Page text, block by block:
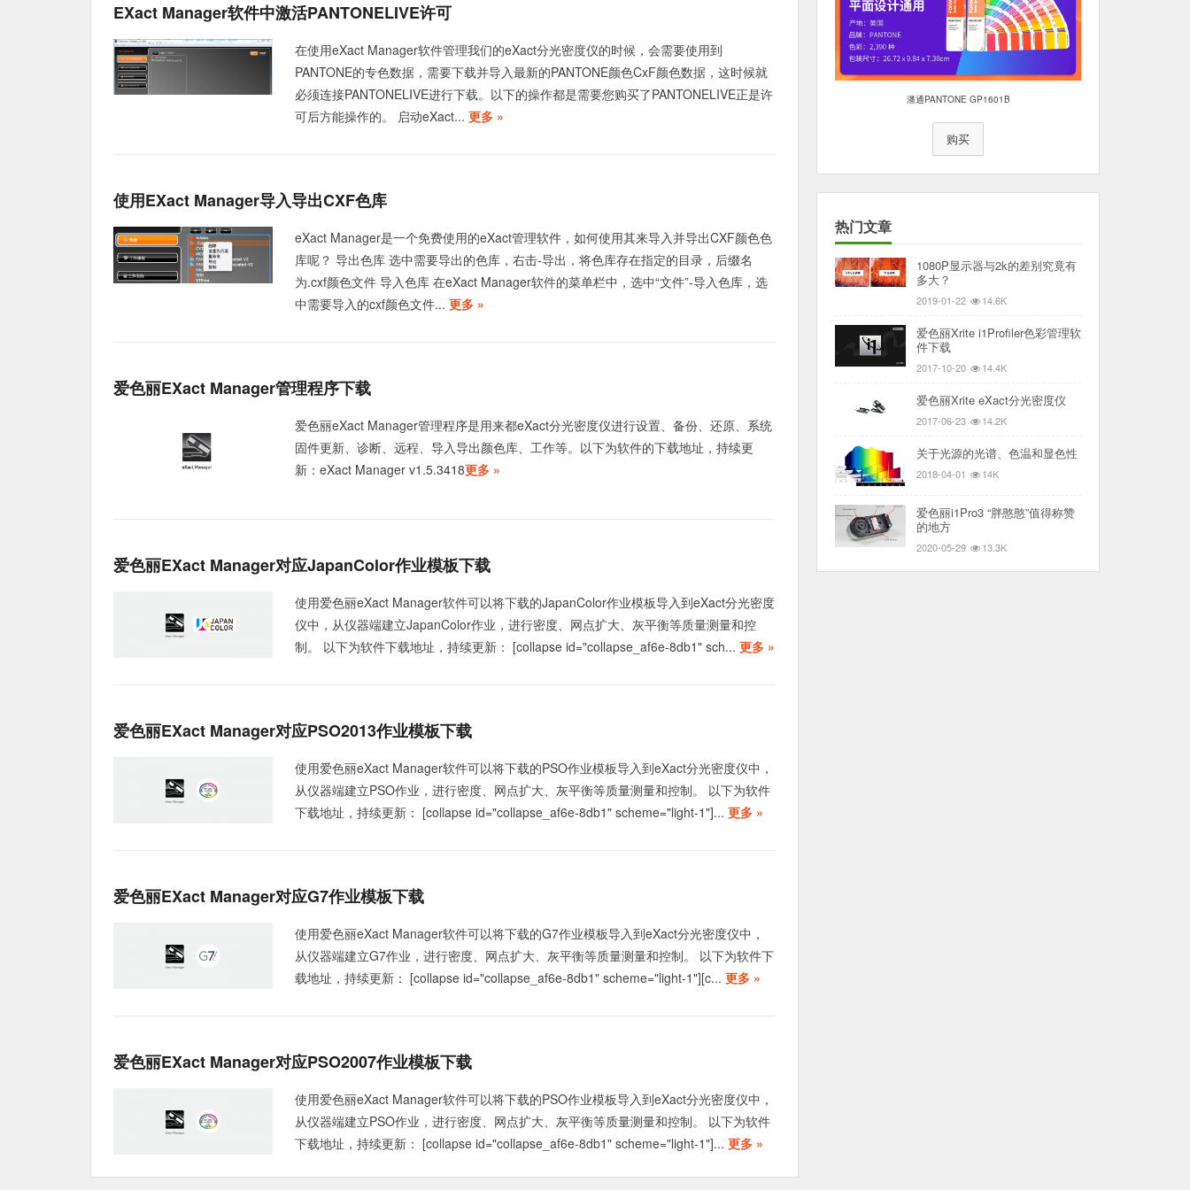
EXact Manager软件中激活PANTONELIVE许可
在使用eXact Manager软件管理我们的eXact分光密度仪的时候，会需要使用到
PANTONE的专色数据，需要下载并导入最新的PANTONE颜色CxF颜色数据，这时候就
必须连接PANTONELIVE进行下载。以下的操作都是需要您购买了PANTONELIVE正是许
可后方能操作的。 启动eXact... 更多 »
使用eXact Manager导入导出CXF色库
eXact Manager是一个免费使用的eXact管理软件，如何使用其来导入并导出CXF颜色色
库呢？ 导出色库 选中需要导出的色库，右击-导出，将色库存在指定的目录，后缀名
为.cxf颜色文件 导入色库 在eXact Manager软件的菜单栏中，选中“文件”-导入色库，选
中需要导入的cxf颜色文件... 更多 »
爱色丽eXact Manager管理程序下载
爱色丽eXact Manager管理程序是用来都eXact分光密度仪进行设置、备份、还原、系统
固件更新、诊断、远程、导入导出颜色库、工作等。以下为软件的下载地址，持续更
新：eXact Manager v1.5.3418更多 »
爱色丽eXact Manager对应JapanColor作业模板下载
使用爱色丽eXact Manager软件可以将下载的JapanColor作业模板导入到eXact分光密度
仪中，从仪器端建立JapanColor作业，进行密度、网点扩大、灰平衡等质量测量和控
制。 以下为软件下载地址，持续更新： [collapse id="collapse_af6e-8db1" sch... 更多 »
爱色丽eXact Manager对应PSO2013作业模板下载
使用爱色丽eXact Manager软件可以将下载的PSO作业模板导入到eXact分光密度仪中，
从仪器端建立PSO作业，进行密度、网点扩大、灰平衡等质量测量和控制。 以下为软件
下载地址，持续更新： [collapse id="collapse_af6e-8db1" scheme="light-1"]... 更多 »
爱色丽eXact Manager对应G7作业模板下载
使用爱色丽eXact Manager软件可以将下载的G7作业模板导入到eXact分光密度仪中，
从仪器端建立G7作业，进行密度、网点扩大、灰平衡等质量测量和控制。 以下为软件下
载地址，持续更新： [collapse id="collapse_af6e-8db1" scheme="light-1"][c... 更多 »
爱色丽eXact Manager对应PSO2007作业模板下载
使用爱色丽eXact Manager软件可以将下载的PSO作业模板导入到eXact分光密度仪中，
从仪器端建立PSO作业，进行密度、网点扩大、灰平衡等质量测量和控制。 以下为软件
下载地址，持续更新： [collapse id="collapse_af6e-8db1" scheme="light-1"]... 更多 »
潘通PANTONE GP1601B
购买
热门文章
1080P显示器与2k的差别究竟有
多大？
2019-01-22 14.6K
爱色丽Xrite i1Profiler色彩管理软
件下载
2017-10-20 14.4K
爱色丽Xrite eXact分光密度仪
2017-06-23 14.2K
关于光源的光谱、色温和显色性
2018-04-01 14K
爱色丽i1Pro3 “胖憨憨”值得称赞
的地方
2020-05-29 13.3K